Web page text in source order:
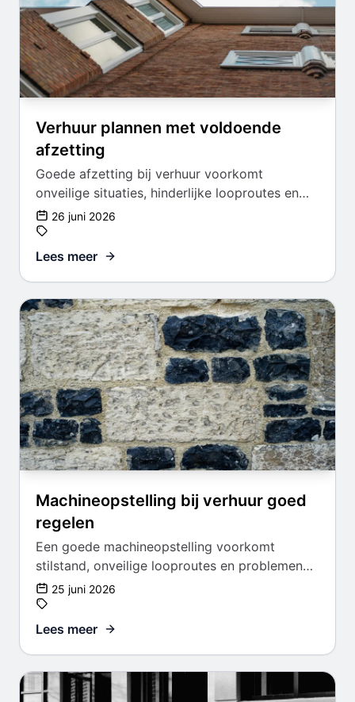
Verhuur plannen met voldoende
afzetting
Goede afzetting bij verhuur voorkomt
onveilige situaties, hinderlijke looproutes en
vertraging op de bouwplaats.
26 juni 2026
Lees meer
Machineopstelling bij verhuur goed
regelen
Een goede machineopstelling voorkomt
stilstand, onveilige looproutes en problemen
met bereikbaarheid of stroom.
25 juni 2026
Lees meer